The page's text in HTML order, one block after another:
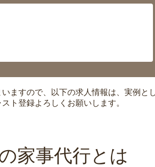
ますので、以下の求人情報は、実例と
ト登録よろしくお願いします。
家事代行とは